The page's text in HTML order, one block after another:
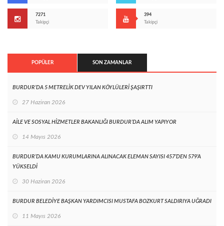
7271
Takipçi
394
Takipçi
POPÜLER SON ZAMANLAR
BURDUR’DA 5 METRELİK DEV YILAN KÖYLÜLERİ ŞAŞIRTTI
27 Haziran 2026
AİLE VE SOSYAL HİZMETLER BAKANLIĞI BURDUR’DA ALIM YAPIYOR
14 Mayıs 2026
BURDUR’DA KAMU KURUMLARINA ALINACAK ELEMAN SAYISI 457’DEN 579’A
YÜKSELDİ
30 Haziran 2026
BURDUR BELEDİYE BAŞKAN YARDIMCISI MUSTAFA BOZKURT SALDIRIYA UĞRADI
11 Mayıs 2026